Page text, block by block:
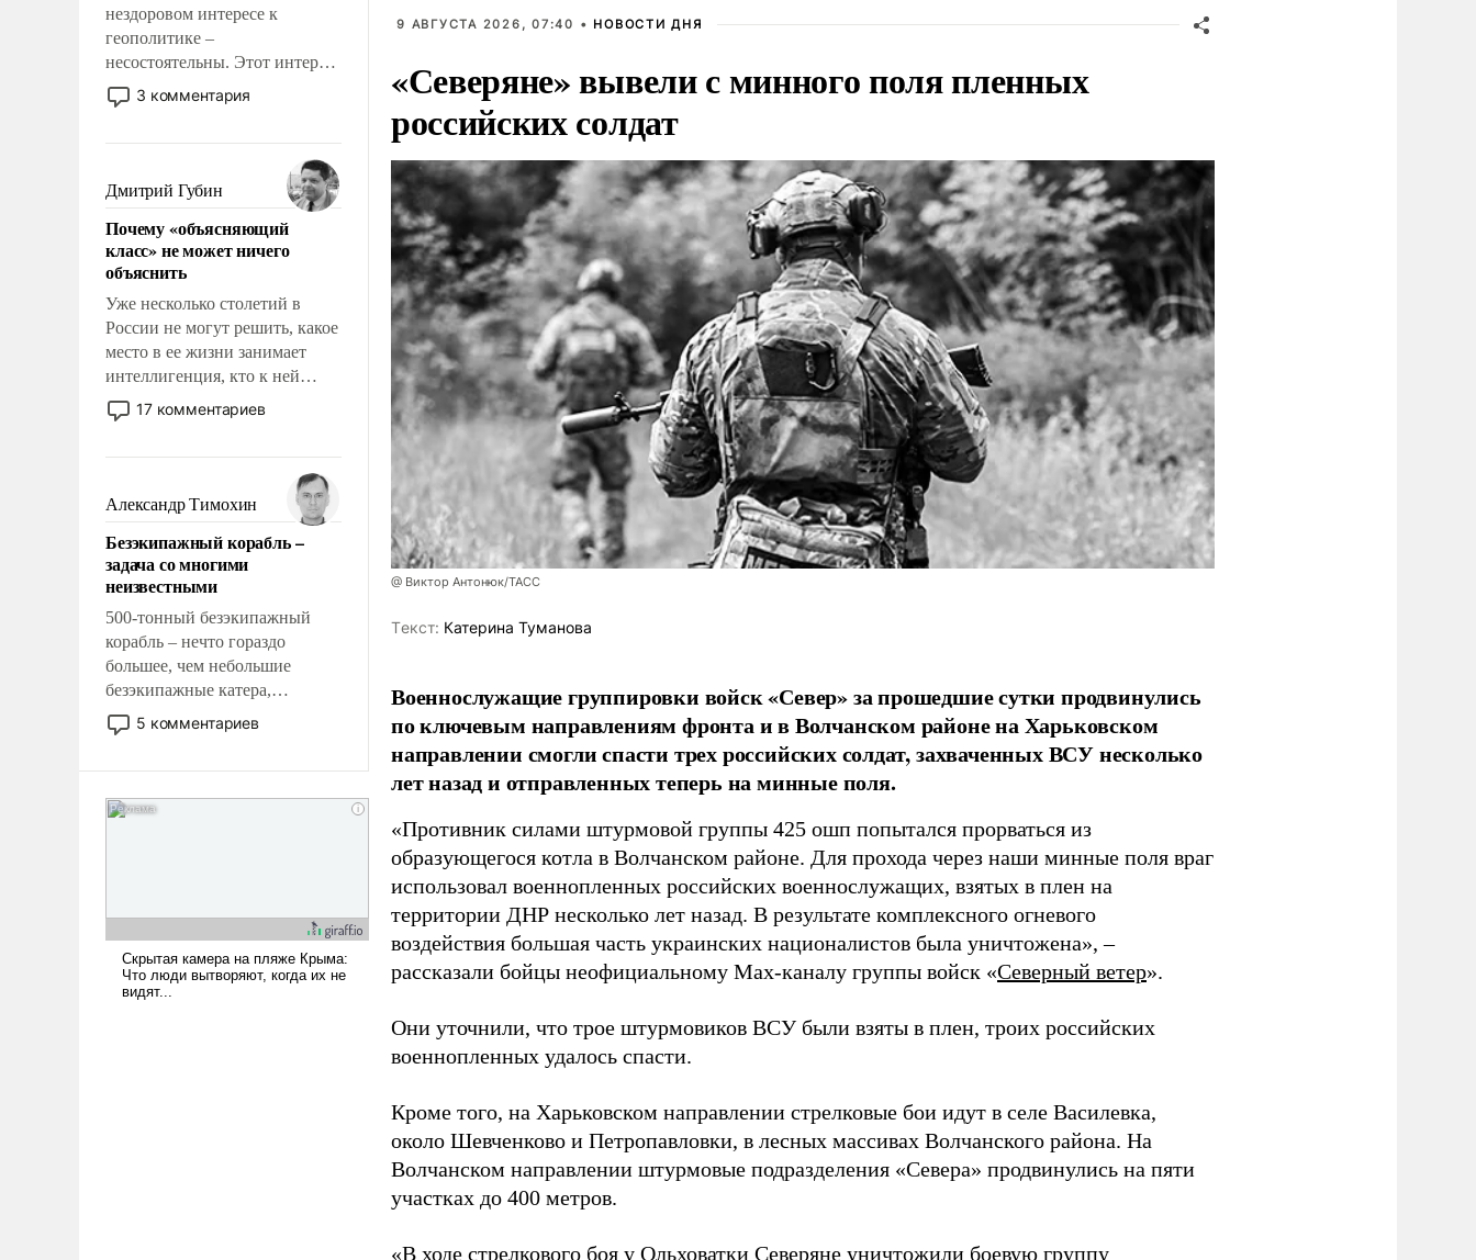
нездоровом интересе к
геополитике –
несостоятельны. Этот интерес
рационален и прагматичен. Он
обусловлен тысячелетним
фундаментальным знанием,
что мировая политика имеет
свойство заявляться на порог
нашего дома.
3 комментария
Дмитрий Губин
Почему «объясняющий
класс» не может ничего
объяснить
Уже несколько столетий в
России не могут решить, какое
место в ее жизни занимает
интеллигенция, кто к ней
принадлежит, а кого из нее
исключили с правом
чем она отличается от просто
образованных людей. Иногда
казалось, что эти вопросы
решены раз и навсегда, но –
нет, не решены.
17 комментариев
Александр Тимохин
Безэкипажный корабль –
задача со многими
неизвестными
500-тонный безэкипажный
корабль – нечто гораздо
большее, чем небольшие
безэкипажные катера,
применение которых уже
стало обыденностью. Задача по
и ее реализация радикально
5 комментариев
9 АВГУСТА 2026, 07:40 • НОВОСТИ ДНЯ
«Северяне» вывели с минного поля пленных
российских солдат
@ Виктор Антонюк/ТАСС
Tекст: Катерина Туманова
Военнослужащие группировки войск «Север» за прошедшие сутки продвинулись
по ключевым направлениям фронта и в Волчанском районе на Харьковском
направлении смогли спасти трех российских солдат, захваченных ВСУ несколько
лет назад и отправленных теперь на минные поля.
«Противник силами штурмовой группы 425 ошп попытался прорваться из
образующегося котла в Волчанском районе. Для прохода через наши минные поля враг
использовал военнопленных российских военнослужащих, взятых в плен на
территории ДНР несколько лет назад. В результате комплексного огневого
воздействия большая часть украинских националистов была уничтожена», –
рассказали бойцы неофициальному Max-каналу группы войск «Северный ветер».
Они уточнили, что трое штурмовиков ВСУ были взяты в плен, троих российских
военнопленных удалось спасти.
Кроме того, на Харьковском направлении стрелковые бои идут в селе Василевка,
около Шевченково и Петропавловки, в лесных массивах Волчанского района. На
Волчанском направлении штурмовые подразделения «Севера» продвинулись на пяти
участках до 400 метров.
«В ходе стрелкового боя у Ольховатки Северяне уничтожили боевую группу